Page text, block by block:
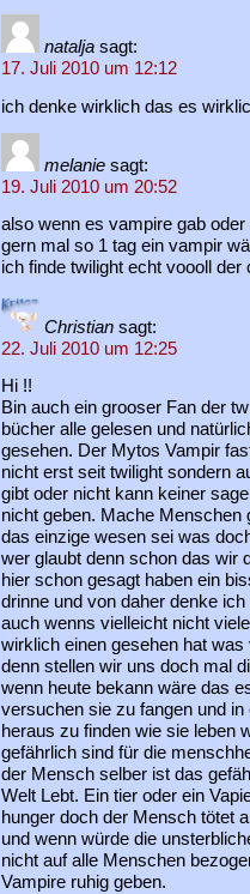
natalja sagt:
17. Juli 2010 um 12:12
ich denke wirklich das es
melanie sagt:
19. Juli 2010 um 20:52
also wenn es vampire gab
gern mal so 1 tag ein vampir
ich finde twilight echt voooll der
Christian sagt:
22. Juli 2010 um 12:25
Hi !!
Bin auch ein grooser Fan der
bücher alle gelesen und
gesehen. Der Mytos Vampir
nicht erst seit twilight sondern
gibt oder nicht kann keiner
nicht geben. Mache
das einzige wesen sei was
wer glaubt denn schon das wir
hier schon gesagt haben ein
drinne und von daher denke
auch wenns vielleicht nicht
wirklich einen gesehen hat
denn stellen wir uns doch mal
wenn heute bekann wäre das
versuchen sie zu fangen und
heraus zu finden wie sie leben
gefährlich sind für die
der Mensch selber ist das
Welt Lebt. Ein tier oder ein
hunger doch der Mensch tötet
und wenn würde die
nicht auf alle Menschen
Vampire ruhig geben.